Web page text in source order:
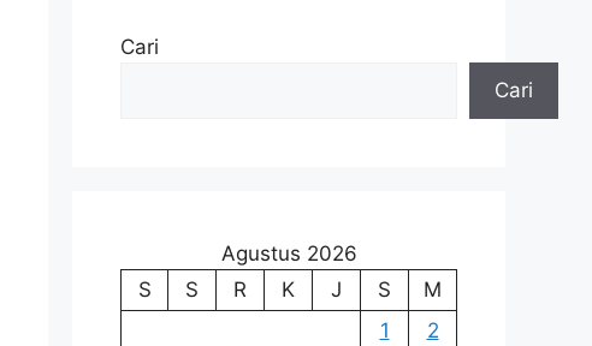
Cari
Cari
Agustus 2026
S
S R K J S
M
1
2